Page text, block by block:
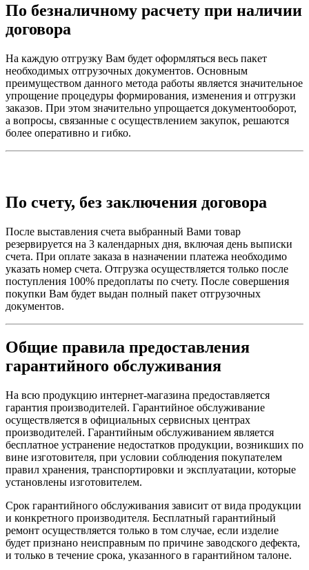
По безналичному расчету при наличии
договора
На каждую отгрузку Вам будет оформляться весь пакет
необходимых отгрузочных документов. Основным
преимуществом данного метода работы является значительное
упрощение процедуры формирования, изменения и отгрузки
заказов. При этом значительно упрощается документооборот,
а вопросы, связанные с осуществлением закупок, решаются
более оперативно и гибко.
По счету, без заключения договора
После выставления счета выбранный Вами товар
резервируется на 3 календарных дня, включая день выписки
счета. При оплате заказа в назначении платежа необходимо
указать номер счета. Отгрузка осуществляется только после
поступления 100% предоплаты по счету. После совершения
покупки Вам будет выдан полный пакет отгрузочных
документов.
Общие правила предоставления
гарантийного обслуживания
На всю продукцию интернет-магазина предоставляется
гарантия производителей. Гарантийное обслуживание
осуществляется в официальных сервисных центрах
производителей. Гарантийным обслуживанием является
бесплатное устранение недостатков продукции, возникших по
вине изготовителя, при условии соблюдения покупателем
правил хранения, транспортировки и эксплуатации, которые
установлены изготовителем.
Срок гарантийного обслуживания зависит от вида продукции
и конкретного производителя. Бесплатный гарантийный
ремонт осуществляется только в том случае, если изделие
будет признано неисправным по причине заводского дефекта,
и только в течение срока, указанного в гарантийном талоне.